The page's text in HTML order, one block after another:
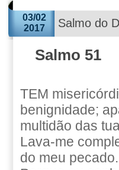
03/02
2017
Salmo do
Salmo 51
TEM
benignidade;
multidão das
Lava-me
do meu pecado.